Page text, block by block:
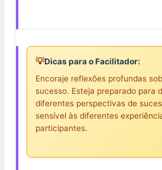
💡Dicas para o Facilitador:
Encoraje reflexões profundas
sucesso. Esteja preparado para
diferentes perspectivas de
sensível às diferentes
participantes.